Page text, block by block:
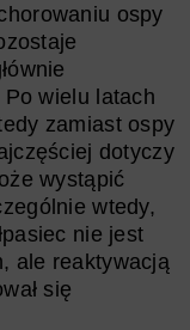
ospy
wielu latach
zamiast ospy
dotyczy
wystąpić
wtedy,
nie jest
ale reaktywacją
się